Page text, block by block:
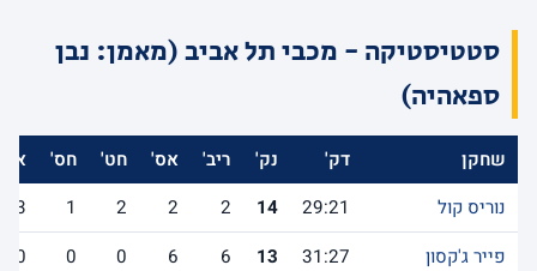
סטטיסטיקה - מכבי תל אביב (מאמן: נבן
ספאהיה)
שחקן דק' נק' ריב' אס' חט' חס'
אב'
נוריס קול
29:21
14
2
2
2
1
3
פייר ג'קסון
31:27
13
6
6
0
0
0